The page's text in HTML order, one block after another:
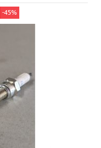
-45%